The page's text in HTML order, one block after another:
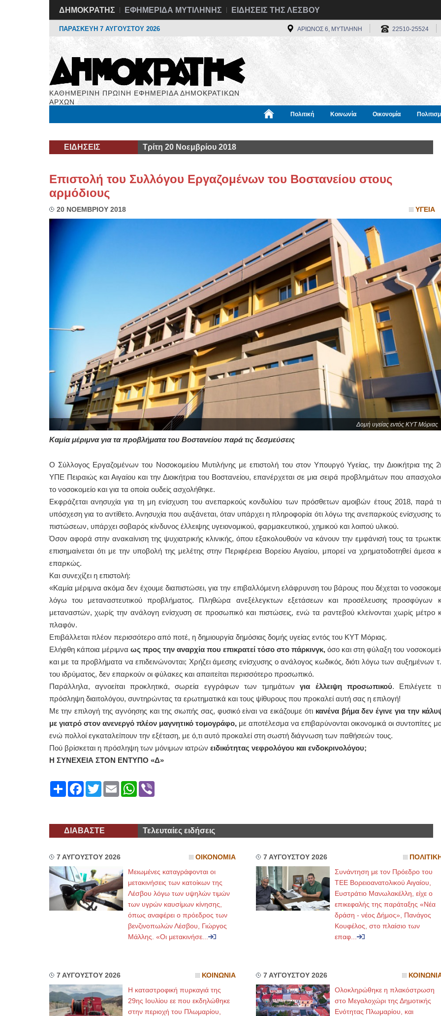
ΔΗΜΟΚΡΑΤΗΣ ΕΦΗΜΕΡΙΔΑ ΜΥΤΙΛΗΝΗΣ ΕΙΔΗΣΕΙΣ ΤΗΣ ΛΕΣΒΟΥ
ΠΑΡΑΣΚΕΥΗ 7 ΑΥΓΟΥΣΤΟΥ 2026 ΑΡΙΩΝΟΣ 6, ΜΥΤΙΛΗΝΗ 22510-25524
ΚΑΘΗΜΕΡΙΝΗ ΠΡΩΙΝΗ ΕΦΗΜΕΡΙΔΑ ΔΗΜΟΚΡΑΤΙΚΩΝ
ΑΡΧΩΝ
Πολιτική Κοινωνία Οικονομία
ΕΙΔΗΣΕΙΣ Τρίτη 20 Νοεμβρίου 2018
Επιστολή του Συλλόγου Εργαζομένων του Βοστανείου στους
αρμόδιους
20 ΝΟΕΜΒΡΙΟΥ 2018 ΥΓΕΙΑ
Δομή υγείας εντός ΚΥΤ Μόριας
Καμία μέριμνα για τα προβλήματα του Βοστανείου παρά τις δεσμεύσεις
Ο Σύλλογος Εργαζομένων του Νοσοκομείου Μυτιλήνης με επιστολή του στον Υπουργό Υγείας, την Διοικήτρια της
ΥΠΕ Πειραιώς και Αιγαίου και την Διοικήτρια του Βοστανείου, επανέρχεται σε μια σειρά προβλημάτων που
το νοσοκομείο και για τα οποία ουδείς ασχολήθηκε.
Εκφράζεται ανησυχία για τη μη ενίσχυση του ανεπαρκούς κονδυλίου των πρόσθετων αμοιβών έτους 2018, παρά
υπόσχεση για το αντίθετο. Ανησυχία που αυξάνεται, όταν υπάρχει η πληροφορία ότι λόγω της ανεπαρκούς ενίσχυσης
πιστώσεων, υπάρχει σοβαρός κίνδυνος έλλειψης υγειονομικού, φαρμακευτικού, χημικού και λοιπού υλικού.
Όσον αφορά στην ανακαίνιση της ψυχιατρικής κλινικής, όπου εξακολουθούν να κάνουν την εμφάνισή τους τα
επισημαίνεται ότι με την υποβολή της μελέτης στην Περιφέρεια Βορείου Αιγαίου, μπορεί να χρηματοδοτηθεί άμεσα
επαρκώς.
Και συνεχίζει η επιστολή:
«Καμία μέριμνα ακόμα δεν έχουμε διαπιστώσει, για την επιβαλλόμενη ελάφρυνση του βάρους που δέχεται το
λόγω του μεταναστευτικού προβλήματος. Πληθώρα ανεξέλεγκτων εξετάσεων και προσέλευσης προσφύγων
μεταναστών, χωρίς την ανάλογη ενίσχυση σε προσωπικό και πιστώσεις, ενώ τα ραντεβού κλείνονται χωρίς μέτρο
πλαφόν.
Επιβάλλεται πλέον περισσότερο από ποτέ, η δημιουργία δημόσιας δομής υγείας εντός του ΚΥΤ Μόριας.
Ελήφθη κάποια μέριμνα ως προς την αναρχία που επικρατεί τόσο στο πάρκινγκ, όσο και στη φύλαξη του
και με τα προβλήματα να επιδεινώνονται; Χρήζει άμεσης ενίσχυσης ο ανάλογος κωδικός, διότι λόγω των αυξημένων
του ιδρύματος, δεν επαρκούν οι φύλακες και απαιτείται περισσότερο προσωπικό.
Παράλληλα, αγνοείται προκλητικά, σωρεία εγγράφων των τμημάτωνγια έλλειψη προσωπικού. Επιλέγετε
πρόσληψη διαιτολόγου, συντηρώντας τα ερωτηματικά και τους ψίθυρους που προκαλεί αυτή σας η επιλογή!
Με την επιλογή της αγνόησης και της σιωπής σας, φυσικό είναι να εικάζουμε ότι κανένα βήμα δεν έγινε για την
με γιατρό στον ανενεργό πλέον μαγνητικό τομογράφο,με αποτέλεσμα να επιβαρύνονται οικονομικά οι συντοπίτες
ενώ πολλοί εγκαταλείπουν την εξέταση, με ό,τι αυτό προκαλεί στη σωστή διάγνωση των παθήσεών τους.
Πού βρίσκεται η πρόσληψη των μόνιμων ιατρών ειδικότητας νεφρολόγου και ενδοκρινολόγου;
Η ΣΥΝΕΧΕΙΑ ΣΤΟΝ ΕΝΤΥΠΟ «Δ»
ShareFacebook
TwitterEmailWhatsApp
Viber
ΔΙΑΒΑΣΤΕ Τελευταίες ειδήσεις
7 ΑΥΓΟΥΣΤΟΥ 2026 ΟΙΚΟΝΟΜΙΑ
Μειωμένες καταγράφονται οι
μετακινήσεις των κατοίκων της
Λέσβου λόγω των υψηλών τιμών
των υγρών καυσίμων κίνησης,
όπως αναφέρει ο πρόεδρος των
βενζινοπωλών Λέσβου, Γιώργος
Μάλλης. «Οι μετακινήσε...
7 ΑΥΓΟΥΣΤΟΥ 2026 ΠΟΛΙΤΙΚΗ
Συνάντηση με τον Πρόεδρο του
ΤΕΕ Βορειοανατολικού Αιγαίου,
Ευστράτιο Μανωλακέλλη, είχε ο
επικεφαλής της παράταξης «Νέα
δράση - νέος Δήμος», Πανάγος
Κουφέλος, στο πλαίσιο των
επαφ...
7 ΑΥΓΟΥΣΤΟΥ 2026 ΚΟΙΝΩΝΙΑ
Η καταστροφική πυρκαγιά της
29ης Ιουλίου εε που εκδηλώθηκε
στην περιοχή του Πλωμαρίου,
7 ΑΥΓΟΥΣΤΟΥ 2026
Ολοκληρώθηκε η πλακόστρωση
στο Μεγαλοχώρι της Δημοτικής
Ενότητας Πλωμαρίου, και
ΙΩΑΝΝΗΣ Α. ΜΑΛΛΙΑΣ
ΧΕΙΡΟΥΡΓΟΣ
Πανεπιστημίου Αθηνών
Καλλιπόλεως 3,Νέα Σμύρνη,
τηλ:210-9320215
Καβέτσου 10, Μυτιλήνη, τηλ:
2251038065
Χειρουργός Ωτορινολαρυγγολόγος
Διπλωματούχος Ευρ.Ακαδημίας
Πάρνηθας 95-97 Αχαρναί
2102467085 & 6938502258